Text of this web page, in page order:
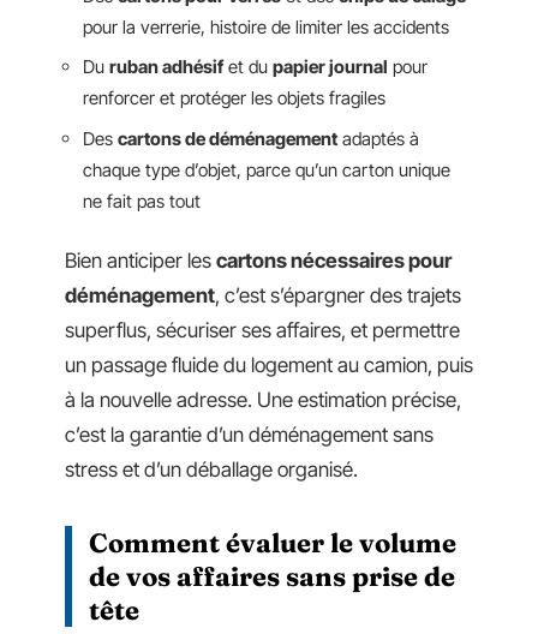
pour la verrerie, histoire de limiter les accidents
Du ruban adhésifet du papier journal pour
renforcer et protéger les objets fragiles
Des cartons de déménagement adaptés à
chaque type d’objet, parce qu’un carton unique
ne fait pas tout
Bien anticiper les cartons nécessaires pour
déménagement, c’est s’épargner des trajets
superflus, sécuriser ses affaires, et permettre
un passage fluide du logement au camion, puis
à la nouvelle adresse. Une estimation précise,
c’est la garantie d’un déménagement sans
stress et d’un déballage organisé.
Comment évaluer le volume
de vos affaires sans prise de
tête